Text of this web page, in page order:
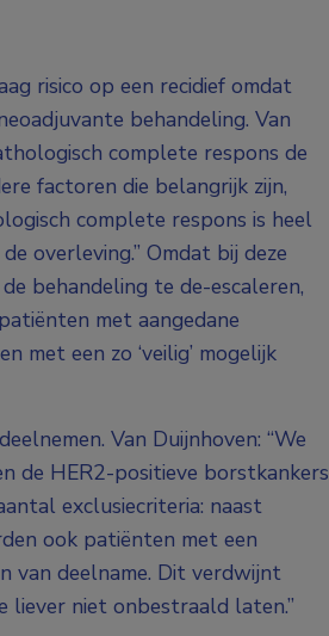
risico op een recidief omdat
behandeling. Van
complete respons de
factoren die belangrijk zijn,
complete respons is heel
overleving.” Omdat bij deze
behandeling te de-escaleren,
met aangedane
met een zo ‘veilig’ mogelijk
Van Duijnhoven: “We
de HER2-positieve borstkankers
exclusiecriteria: naast
ook patiënten met een
van deelname. Dit verdwijnt
liever niet onbestraald laten.”